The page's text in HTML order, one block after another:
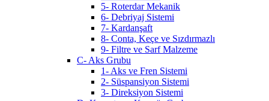
5- Roterdar Mekanik
6- Debriyaj Sistemi
7- Kardanşaft
8- Conta, Keçe ve Sızdırmazlı
9- Filtre ve Sarf Malzeme
C- Aks Grubu
1- Aks ve Fren Sistemi
2- Süspansiyon Sistemi
3- Direksiyon Sistemi